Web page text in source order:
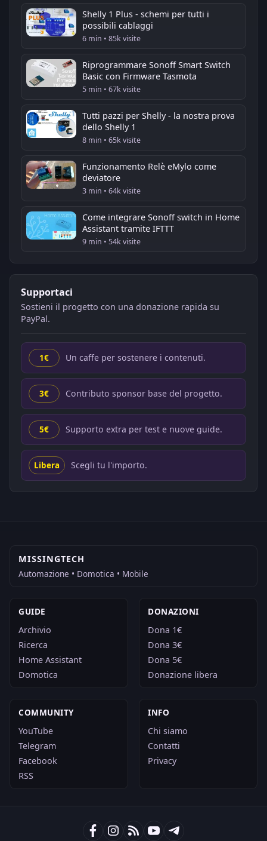
Shelly 1 Plus - schemi per tutti i
possibili cablaggi
6 min • 85k visite
Riprogrammare Sonoff Smart Switch
Basic con Firmware Tasmota
5 min • 67k visite
Tutti pazzi per Shelly - la nostra prova
dello Shelly 1
8 min • 65k visite
Funzionamento Relè eMylo come
deviatore
3 min • 64k visite
Come integrare Sonoff switch in Home
Assistant tramite IFTTT
9 min • 54k visite
Supportaci
Sostieni il progetto con una donazione rapida su
PayPal.
1€ Un caffe per sostenere i contenuti.
3€ Contributo sponsor base del progetto.
5€ Supporto extra per test e nuove guide.
Libera Scegli tu l'importo.
MISSINGTECH
Automazione • Domotica • Mobile
GUIDE
Archivio
Ricerca
Home Assistant
Domotica
DONAZIONI
Dona 1€
Dona 3€
Dona 5€
Donazione libera
COMMUNITY
YouTube
Telegram
Facebook
RSS
INFO
Chi siamo
Contatti
Privacy